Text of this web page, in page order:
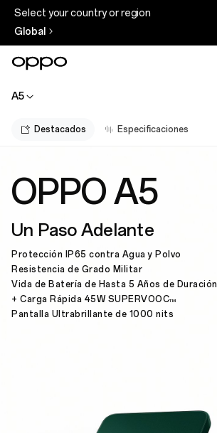
Select your country or region
Global
A5
Destacados Especificaciones
OPPO A5
Un Paso Adelante
Protección IP65 contra Agua y Polvo
Resistencia de Grado Militar
Vida de Batería de Hasta 5 Años de Duración
+ Carga Rápida 45W SUPERVOOCTM
Pantalla Ultrabrillante de 1000 nits